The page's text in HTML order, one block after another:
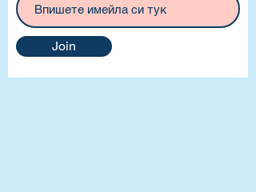
Join